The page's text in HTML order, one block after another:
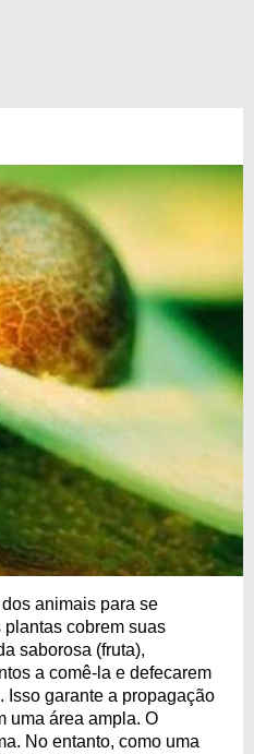
animais para se
plantas cobrem suas
saborosa (fruta),
a comê-la e defecarem
Isso garante a propagação
uma área ampla. O
No entanto, como uma